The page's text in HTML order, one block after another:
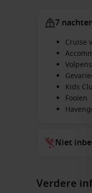
7
Cruise
Kids
Fooien
Niet
Verdere